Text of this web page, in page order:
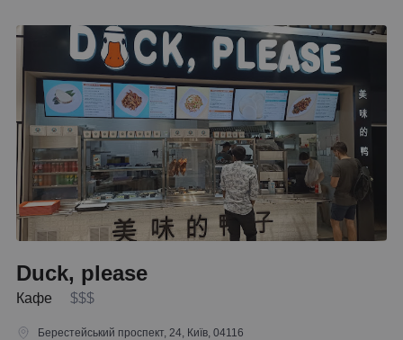
Duck, please
Кафе $$$
Берестейський проспект, 24, Київ, 04116